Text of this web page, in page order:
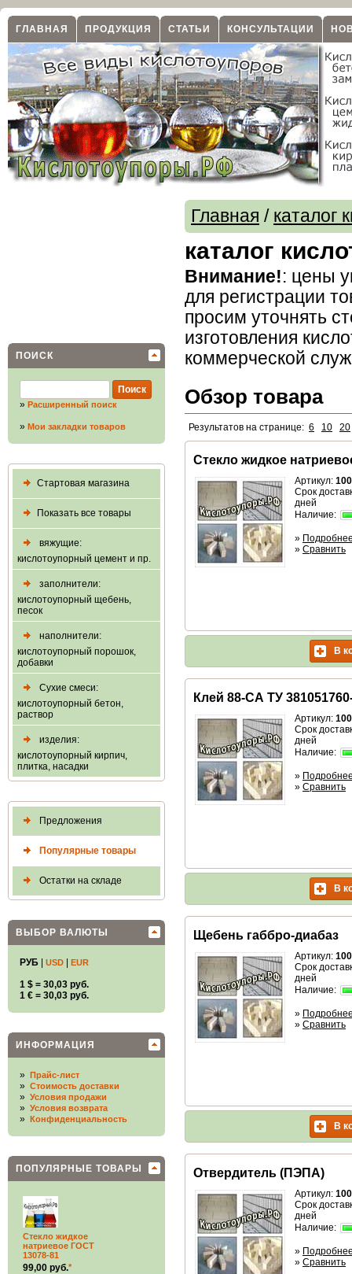
ГЛАВНАЯ ПРОДУКЦИЯ СТАТЬИ КОНСУЛЬТАЦИИ
ПОИСК
» Расширенный поиск
» Мои закладки товаров
Стартовая магазина
Показать все товары
вяжущие:
кислотоупорный цемент и пр.
заполнители:
кислотоупорный щебень,
песок
наполнители:
кислотоупорный порошок,
добавки
Сухие смеси:
кислотоупорный бетон,
раствор
изделия:
кислотоупорный кирпич,
плитка, насадки
Предложения
Популярные товары
Остатки на складе
ВЫБОР ВАЛЮТЫ
РУБ USD EUR
1 $ = 30,03 руб.
1 € = 30,03 руб.
ИНФОРМАЦИЯ
» Прайс-лист
» Стоимость доставки
» Условия продажи
» Условия возврата
» Конфиденциальность
ПОПУЛЯРНЫЕ ТОВАРЫ
Стекло жидкое
натриевое ГОСТ
13078-81
99,00 руб.*
Главная / каталог
каталог
Внимание!: цены
для регистрации
просим уточнять
изготовления
коммерческой
Обзор товара
Результатов на странице: 6 10 20
Стекло жидкое
Артикул:
Срок
дней
Наличие:
»
» Сравнить
В
Клей 88-СА ТУ
Артикул:
Срок
дней
Наличие:
»
» Сравнить
В
Щебень габбро-диабаз
Артикул:
Срок
дней
Наличие:
»
» Сравнить
В
Отвердитель (ПЭПА)
Артикул:
Срок
дней
Наличие:
»
» Сравнить